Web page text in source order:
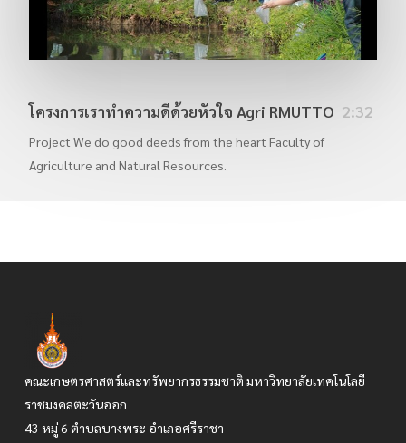
วีดีทัศน์ กิจกรรมนักศึกษา คณะ
เกษตรศาสตร์และ
ทรัพยากรธรรมชาติ